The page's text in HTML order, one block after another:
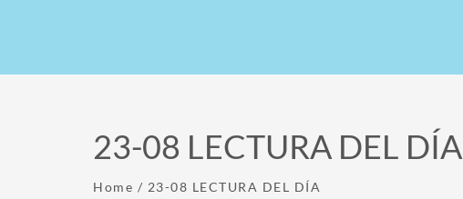
23-08 LECTURA DEL DÍA
Home / 23-08 LECTURA DEL DÍA